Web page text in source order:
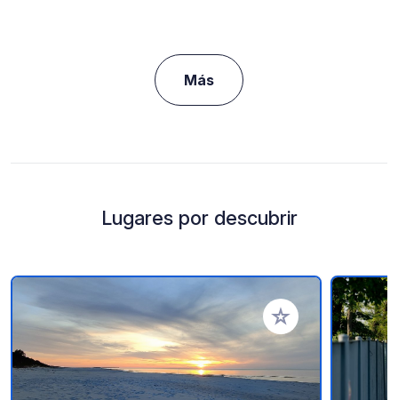
Más
Lugares por descubrir
Añadir a tus